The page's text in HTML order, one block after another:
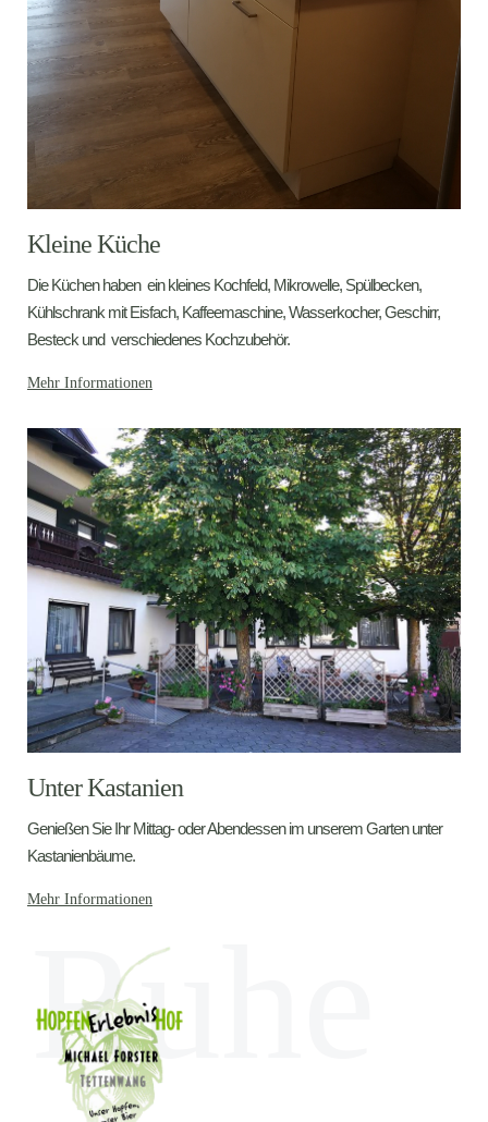
Ruhe
Kleine Küche
Die Küchen haben ein kleines Kochfeld, Mikrowelle, Spülbecken,
Kühlschrank mit Eisfach, Kaffeemaschine, Wasserkocher, Geschirr,
Besteck und verschiedenes Kochzubehör.
Mehr Informationen
Unter Kastanien
Genießen Sie Ihr Mittag- oder Abendessen im unserem Garten unter
Kastanienbäume.
Mehr Informationen